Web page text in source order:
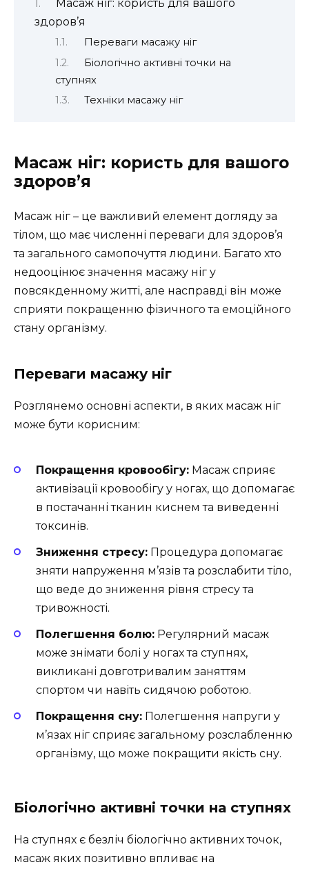
Масаж ніг: користь для вашого
здоров’я
Переваги масажу ніг
Біологічно активні точки на
ступнях
Техніки масажу ніг
Масаж ніг: користь для вашого
здоров’я
Масаж ніг – це важливий елемент догляду за
тілом, що має численні переваги для здоров’я
та загального самопочуття людини. Багато хто
недооцінює значення масажу ніг у
повсякденному житті, але насправді він може
сприяти покращенню фізичного та емоційного
стану організму.
Переваги масажу ніг
Розглянемо основні аспекти, в яких масаж ніг
може бути корисним:
Покращення кровообігу: Масаж сприяє
активізації кровообігу у ногах, що допомагає
в постачанні тканин киснем та виведенні
токсинів.
Зниження стресу: Процедура допомагає
зняти напруження м’язів та розслабити тіло,
що веде до зниження рівня стресу та
тривожності.
Полегшення болю: Регулярний масаж
може знімати болі у ногах та ступнях,
викликані довготривалим заняттям
спортом чи навіть сидячою роботою.
Покращення сну: Полегшення напруги у
м’язах ніг сприяє загальному розслабленню
організму, що може покращити якість сну.
Біологічно активні точки на ступнях
На ступнях є безліч біологічно активних точок,
масаж яких позитивно впливає на